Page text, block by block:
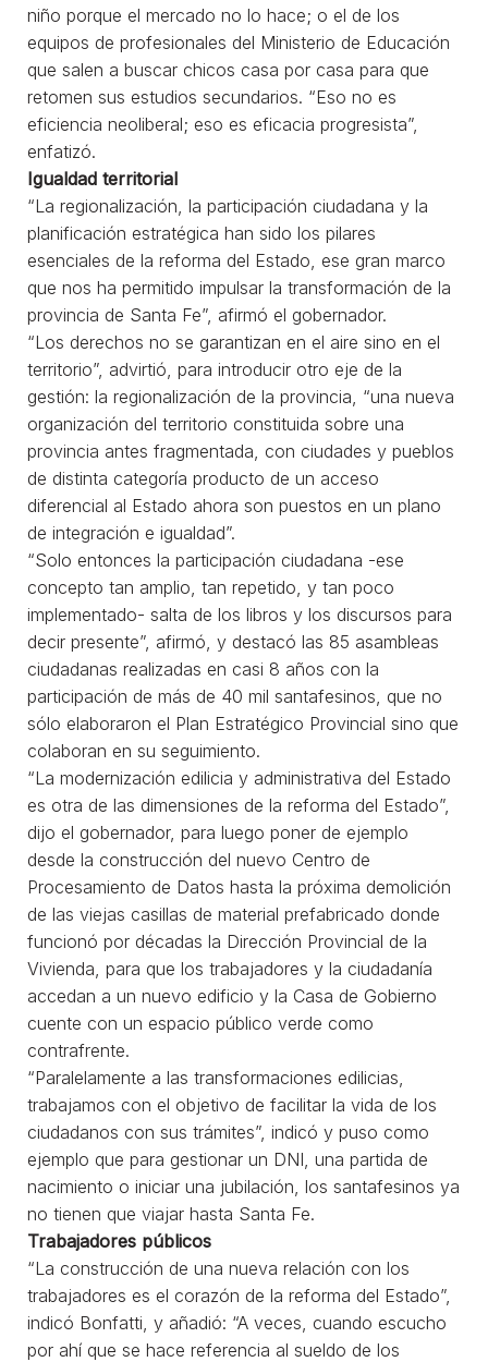
niño porque el mercado no lo hace; o el de los
equipos de profesionales del Ministerio de Educación
que salen a buscar chicos casa por casa para que
retomen sus estudios secundarios. “Eso no es
eficiencia neoliberal; eso es eficacia progresista”,
enfatizó.
Igualdad territorial
“La regionalización, la participación ciudadana y la
planificación estratégica han sido los pilares
esenciales de la reforma del Estado, ese gran marco
que nos ha permitido impulsar la transformación de la
provincia de Santa Fe”, afirmó el gobernador.
“Los derechos no se garantizan en el aire sino en el
territorio”, advirtió, para introducir otro eje de la
gestión: la regionalización de la provincia, “una nueva
organización del territorio constituida sobre una
provincia antes fragmentada, con ciudades y pueblos
de distinta categoría producto de un acceso
diferencial al Estado ahora son puestos en un plano
de integración e igualdad”.
“Solo entonces la participación ciudadana -ese
concepto tan amplio, tan repetido, y tan poco
implementado- salta de los libros y los discursos para
decir presente”, afirmó, y destacó las 85 asambleas
ciudadanas realizadas en casi 8 años con la
participación de más de 40 mil santafesinos, que no
sólo elaboraron el Plan Estratégico Provincial sino que
colaboran en su seguimiento.
“La modernización edilicia y administrativa del Estado
es otra de las dimensiones de la reforma del Estado”,
dijo el gobernador, para luego poner de ejemplo
desde la construcción del nuevo Centro de
Procesamiento de Datos hasta la próxima demolición
de las viejas casillas de material prefabricado donde
funcionó por décadas la Dirección Provincial de la
Vivienda, para que los trabajadores y la ciudadanía
accedan a un nuevo edificio y la Casa de Gobierno
cuente con un espacio público verde como
contrafrente.
“Paralelamente a las transformaciones edilicias,
trabajamos con el objetivo de facilitar la vida de los
ciudadanos con sus trámites”, indicó y puso como
ejemplo que para gestionar un DNI, una partida de
nacimiento o iniciar una jubilación, los santafesinos ya
no tienen que viajar hasta Santa Fe.
Trabajadores públicos
“La construcción de una nueva relación con los
trabajadores es el corazón de la reforma del Estado”,
indicó Bonfatti, y añadió: “A veces, cuando escucho
por ahí que se hace referencia al sueldo de los